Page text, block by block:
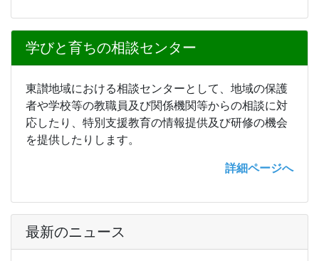
学びと育ちの相談センター
東讃地域における相談センターとして、地域の保護
者や学校等の教職員及び関係機関等からの相談に対
応したり、特別支援教育の情報提供及び研修の機会
を提供したりします。
詳細ページへ
最新のニュース